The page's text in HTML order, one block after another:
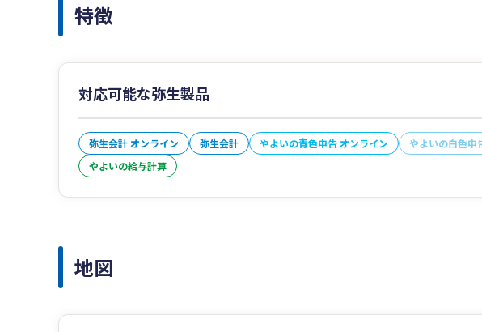
特徴
対応可能な弥生製品
弥生会計 オンライン 弥生会計 やよいの青色申告 オンライン やよいの白色申
やよいの給与計算
地図